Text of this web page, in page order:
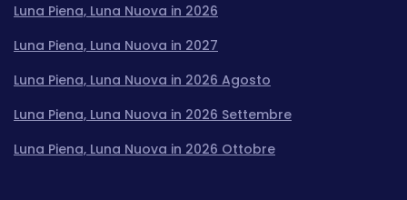
Luna Piena, Luna Nuova in 2026
Luna Piena, Luna Nuova in 2027
Luna Piena, Luna Nuova in 2026 Agosto
Luna Piena, Luna Nuova in 2026 Settembre
Luna Piena, Luna Nuova in 2026 Ottobre